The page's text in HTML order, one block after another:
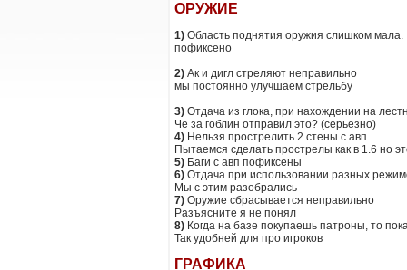
ОРУЖИЕ
1) Область поднятия оружия слишком мала.
пофиксено
2) Ак и дигл стреляют неправильно
мы постоянно улучшаем стрельбу
3) Отдача из глока, при нахождении на
Че за гоблин отправил это? (серьезно)
4) Нельзя прострелить 2 стены с авп
Пытаемся сделать прострелы как в 1.6 но
5) Баги с авп пофиксены
6) Отдача при использовании разных
Мы с этим разобрались
7) Оружие сбрасывается неправильно
Разъясните я не понял
8) Когда на базе покупаешь патроны, то
Так удобней для про игроков
ГРАФИКА